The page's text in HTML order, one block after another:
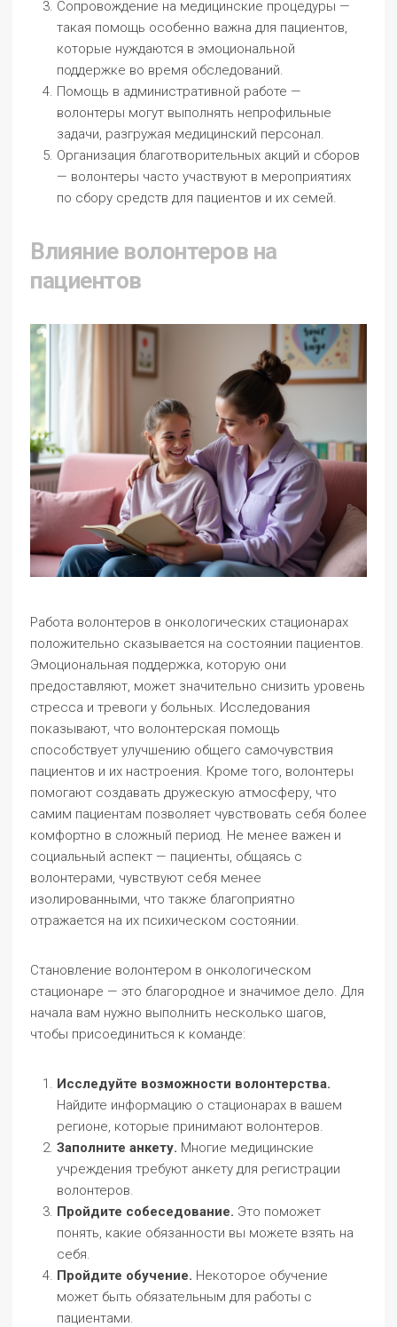
Сопровождение на медицинские процедуры —
такая помощь особенно важна для пациентов,
которые нуждаются в эмоциональной
поддержке во время обследований.
Помощь в административной работе —
волонтеры могут выполнять непрофильные
задачи, разгружая медицинский персонал.
Организация благотворительных акций и сборов
— волонтеры часто участвуют в мероприятиях
по сбору средств для пациентов и их семей.
Влияние волонтеров на
пациентов
Работа волонтеров в онкологических стационарах
положительно сказывается на состоянии пациентов.
Эмоциональная поддержка, которую они
предоставляют, может значительно снизить уровень
стресса и тревоги у больных. Исследования
показывают, что волонтерская помощь
способствует улучшению общего самочувствия
пациентов и их настроения. Кроме того, волонтеры
помогают создавать дружескую атмосферу, что
самим пациентам позволяет чувствовать себя более
комфортно в сложный период. Не менее важен и
социальный аспект — пациенты, общаясь с
волонтерами, чувствуют себя менее
изолированными, что также благоприятно
отражается на их психическом состоянии.
Становление волонтером в онкологическом
стационаре — это благородное и значимое дело. Для
начала вам нужно выполнить несколько шагов,
чтобы присоединиться к команде:
Исследуйте возможности волонтерства.
Найдите информацию о стационарах в вашем
регионе, которые принимают волонтеров.
Заполните анкету. Многие медицинские
учреждения требуют анкету для регистрации
волонтеров.
Пройдите собеседование. Это поможет
понять, какие обязанности вы можете взять на
себя.
Пройдите обучение. Некоторое обучение
может быть обязательным для работы с
пациентами.